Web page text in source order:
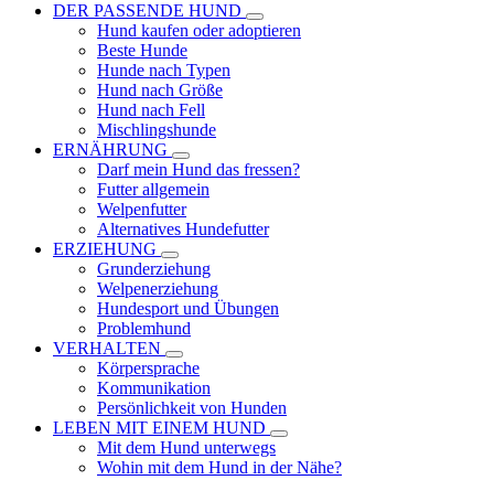
DER PASSENDE HUND
Hund kaufen oder adoptieren
Beste Hunde
Hunde nach Typen
Hund nach Größe
Hund nach Fell
Mischlingshunde
ERNÄHRUNG
Darf mein Hund das fressen?
Futter allgemein
Welpenfutter
Alternatives Hundefutter
ERZIEHUNG
Grunderziehung
Welpenerziehung
Hundesport und Übungen
Problemhund
VERHALTEN
Körpersprache
Kommunikation
Persönlichkeit von Hunden
LEBEN MIT EINEM HUND
Mit dem Hund unterwegs
Wohin mit dem Hund in der Nähe?